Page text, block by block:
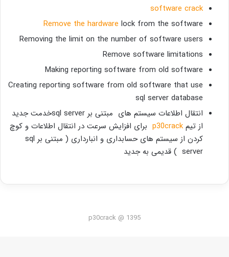
software crack
Remove the hardware lock from the software
Removing the limit on the number of software users
Remove software limitations
Making reporting software from old software
Creating reporting software from old software that use
sql server database
انتقال اطلاعات سیستم های مبتنی بر sql serverخدمت جدید
از تیم p30crack برای افزایش سرعت در انتقال اطلاعات و کوچ
کردن از سیستم های حسابداری و انبارداری ( مبتنی بر sql
server ) قدیمی به جدید
p30crack @ 1395